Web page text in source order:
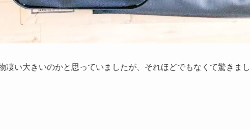
い大きいのかと思っていましたが、それほどでもなくて驚きまし